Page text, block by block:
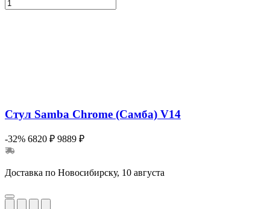
Стул Samba Chrome (Самба) V14
-32% 6820 ₽ 9889 ₽
Доставка по Новосибирску, 10 августа